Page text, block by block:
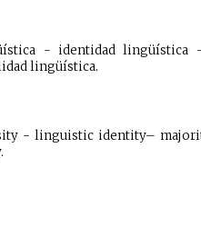
- identidad lingüística
lingüística.
- linguistic identity–